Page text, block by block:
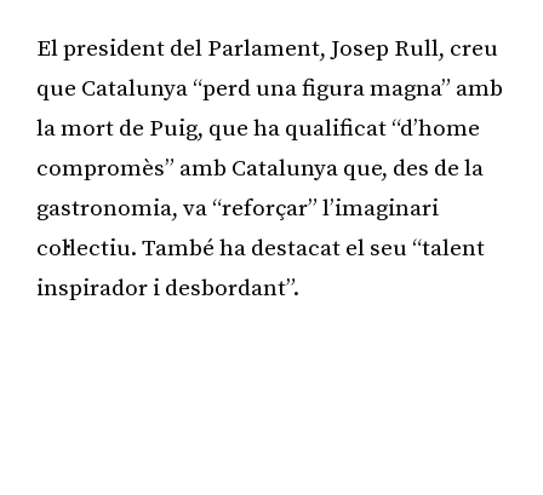
El president del Parlament, Josep Rull, creu
que Catalunya “perd una figura magna” amb
la mort de Puig, que ha qualificat “d’home
compromès” amb Catalunya que, des de la
gastronomia, va “reforçar” l’imaginari
col·lectiu. També ha destacat el seu “talent
inspirador i desbordant”.